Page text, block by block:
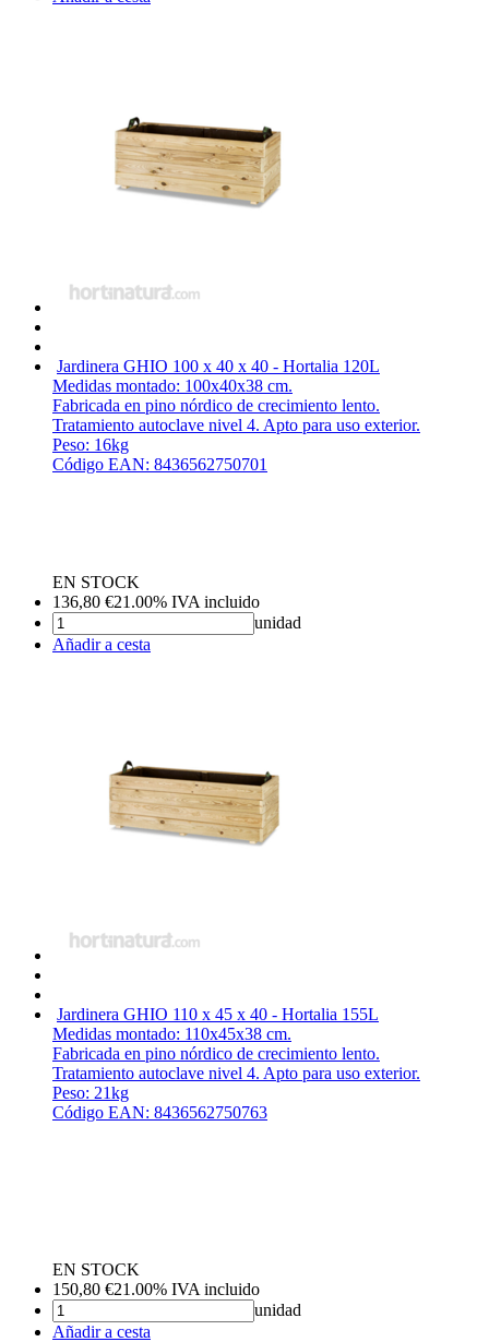
Jardinera GHIO 100 x 40 x 40 - Hortalia 120L
Medidas montado: 100x40x38 cm.
Fabricada en pino nórdico de crecimiento lento.
Tratamiento autoclave nivel 4. Apto para uso exterior.
Peso: 16kg
Código EAN: 8436562750701
EN STOCK
136,80 €21.00% IVA incluido
unidad
Añadir a cesta
Jardinera GHIO 110 x 45 x 40 - Hortalia 155L
Medidas montado: 110x45x38 cm.
Fabricada en pino nórdico de crecimiento lento.
Tratamiento autoclave nivel 4. Apto para uso exterior.
Peso: 21kg
Código EAN: 8436562750763
EN STOCK
150,80 €21.00% IVA incluido
unidad
Añadir a cesta